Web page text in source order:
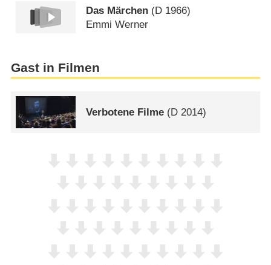
Das Märchen (D 1966)
Emmi Werner
Gast in Filmen
Verbotene Filme (D 2014)